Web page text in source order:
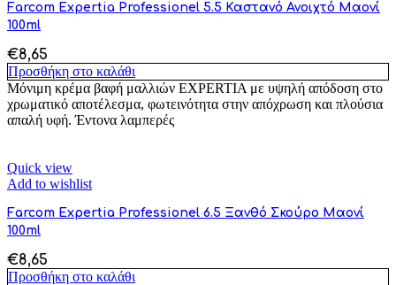
Farcom Expertia Professionel 5.5 Καστανό Ανοιχτό Μαονί
100ml
€8,65
Προσθήκη στο καλάθι
Μόνιμη κρέμα βαφή μαλλιών EXPERTIA με υψηλή απόδοση στο
χρωματικό αποτέλεσμα, φωτεινότητα στην απόχρωση και πλούσια
απαλή υφή. Έντονα λαμπερές
Quick view
Add to wishlist
Farcom Expertia Professionel 6.5 Ξανθό Σκούρο Μαονί
100ml
€8,65
Προσθήκη στο καλάθι